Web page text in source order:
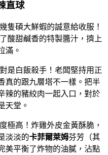
直球
隻碩大鮮蝦的誠意給收服！
酸甜鹹香的特製醬汁，擠上
滿。
是白飯殺手！老闆堅持用正
真的跟九層塔不一樣。把半
辣的豬絞肉一起入口，對於
天堂。
極高！炸雞外皮金黃酥脆，
淡淡的卡菲爾萊姆芬芳（其
美平衡了炸物的油膩，沾點